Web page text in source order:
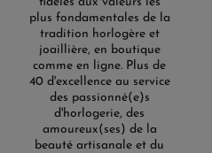
plus fondamentales de la
tradition horlogère et
joaillière, en boutique
comme en ligne. Plus de
40 d'excellence au service
des passionné(e)s
d'horlogerie, des
amoureux(ses) de la
beauté artisanale et du